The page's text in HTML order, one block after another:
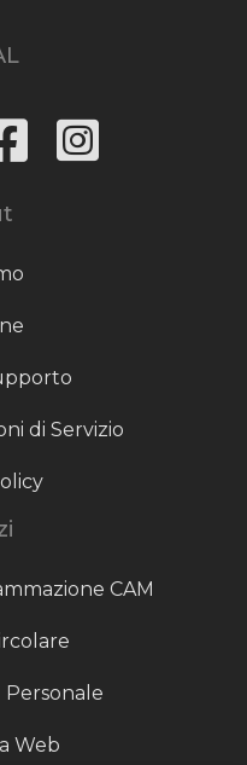
di Servizio
CAM
Web